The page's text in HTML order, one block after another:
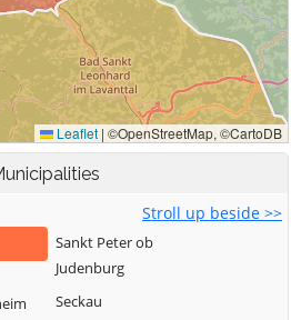
Stroll up beside >>
Sankt Peter ob
Judenburg
Seckau